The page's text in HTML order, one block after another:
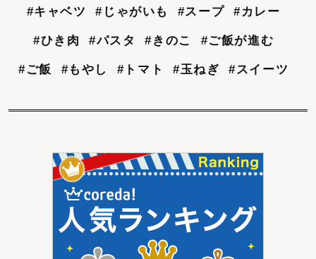
#キャベツ #じゃがいも #スープ #カレー
#ひき肉 #パスタ #きのこ #ご飯が進む
#ご飯 #もやし #トマト #玉ねぎ #スイーツ